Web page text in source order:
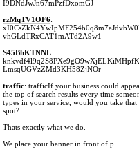
I9DNdJwJn67mPzfDxomGJ
rzMqTV1OF6:
vhGLdTRxCAT1mATd2A9w1
S45BhKTNNL:
LmsqUGVzZMd3KH58ZjNOr
traffic: trafficIf your business could
the top of search results every time
types in your service, would you take that
spot?
Thats exactly what we do.
We place your banner in front of p